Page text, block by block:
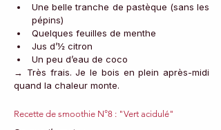
Une belle tranche de pastèque (sans les
pépins)
Quelques feuilles de menthe
Jus d’½ citron
Un peu d’eau de coco
→ Très frais. Je le bois en plein après-midi
quand la chaleur monte.
Recette de smoothie N°8 : "Vert acidulé"